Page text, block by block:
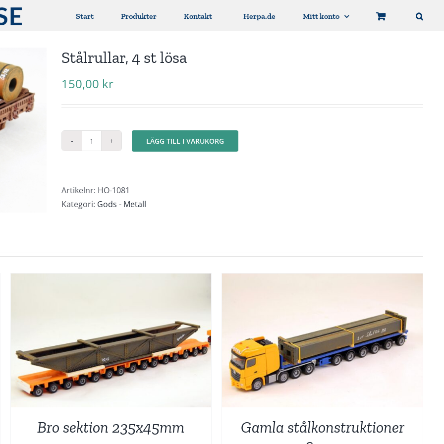
Start Produkter Kontakt Herpa.de Mitt konto
Stålrullar, 4 st lösa
150,00 kr
Stålrullar,
lösa
mängd
LÄGG TILL I VARUKORG
Artikelnr: HO-1081
Kategori: Gods - Metall
Bro sektion 235x45mm
Gamla stålkonstruktioner